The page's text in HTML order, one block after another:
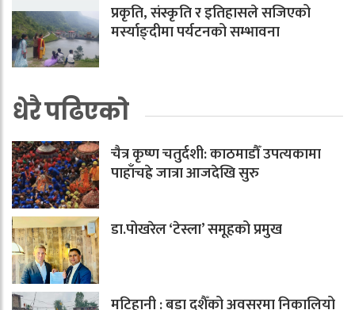
प्रकृति, संस्कृति र इतिहासले सजिएको
मर्स्याङ्दीमा पर्यटनको सम्भावना
धेरै पढिएको
चैत्र कृष्ण चतुर्दशी: काठमाडौँ उपत्यकामा
पाहाँचह्रे जात्रा आजदेखि सुरु
डा.पोखरेल ‘टेस्ला’ समूहको प्रमुख